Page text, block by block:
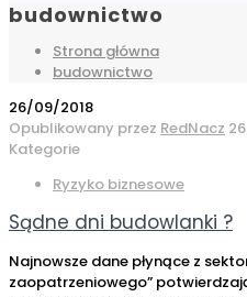
budownictwo
Strona główna
budownictwo
26/09/2018
Opublikowany przez RedNacz
Kategorie
Ryzyko biznesowe
Sądne dni budowlanki ?
Najnowsze dane płynące z
zaopatrzeniowego”